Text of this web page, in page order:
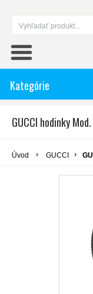
Kategórie
GUCCI hodinky Mod.
Úvod GUCCI